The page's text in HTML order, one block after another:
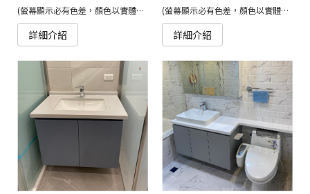
(螢幕顯示必有色差，顏色以實體為準)
詳細介紹
(螢幕顯示必有色差，顏色以實體為準)
詳細介紹